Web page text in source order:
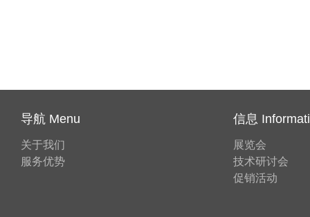
导航 Menu
关于我们
服务优势
信息
展览会
技术研讨会
促销活动